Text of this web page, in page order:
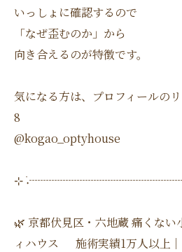
いっしょに確認するので
「なぜ歪むのか」から
向き合えるのが特徴です。
気になる方は、プロフィールのリ
8
@kogao_optyhouse
࣪⊹
🌿 京都伏見区・六地蔵 痛くない
ィハウス 施術実績1万人以上｜